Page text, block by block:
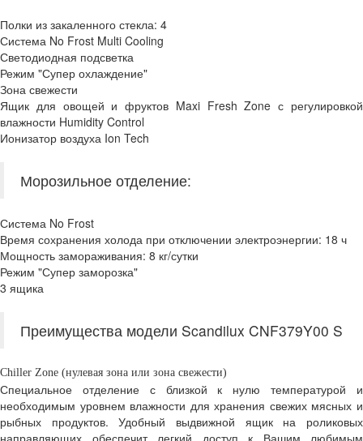
Полки из закаленного стекла: 4
Система No Frost Multi Cooling
Светодиодная подсветка
Режим "Супер охлаждение"
Зона свежести
Ящик для овощей и фруктов Maxi Fresh Zone с регулировкой
влажности Humidity Control
Ионизатор воздуха Ion Tech
Морозильное отделение:
Система No Frost
Время сохранения холода при отключении электроэнергии: 18 ч
Мощность замораживания: 8 кг/сутки
Режим "Супер заморозка"
3 ящика
Преимущества модели Scandilux CNF379Y00 S
Chiller Zone (нулевая зона или зона свежести)
Специальное отделение с близкой к нулю температурой и
необходимым уровнем влажности для хранения свежих мясных и
рыбных продуктов. Удобный выдвижной ящик на роликовых
направляющих обеспечит легкий доступ к Вашим любимым